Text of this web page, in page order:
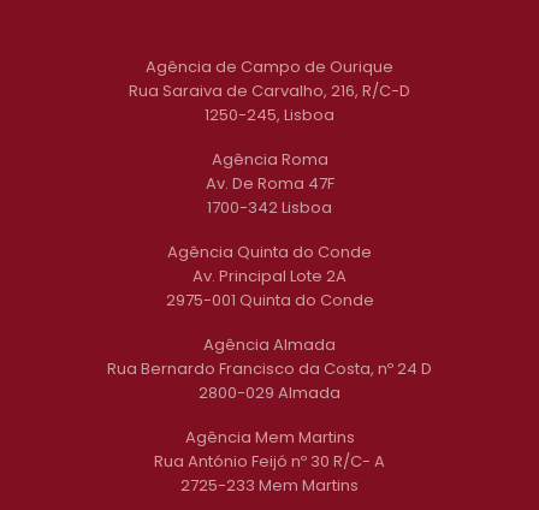
Agência de Campo de Ourique
Rua Saraiva de Carvalho, 216, R/C-D
1250-245, Lisboa
Agência Roma
Av. De Roma 47F
1700-342 Lisboa
Agência Quinta do Conde
Av. Principal Lote 2A
2975-001 Quinta do Conde
Agência Almada
Rua Bernardo Francisco da Costa, nº 24 D
2800-029 Almada
Agência Mem Martins
Rua António Feijó nº 30 R/C- A
2725-233 Mem Martins